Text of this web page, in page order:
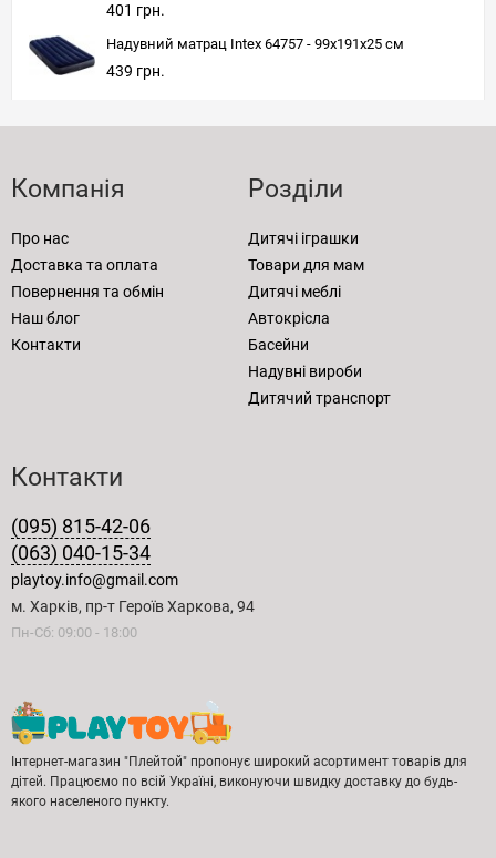
401 грн.
Надувний матрац Intex 64757 - 99х191х25 см
439 грн.
Компанія
Про нас
Доставка та оплата
Повернення та обмін
Наш блог
Контакти
Розділи
Дитячі іграшки
Товари для мам
Дитячі меблі
Автокрісла
Басейни
Надувні вироби
Дитячий транспорт
Контакти
(095) 815-42-06
(063) 040-15-34
playtoy.info@gmail.com
м. Харків, пр-т Героїв Харкова, 94
Пн-Сб: 09:00 - 18:00
Інтернет-магазин "Плейтой" пропонує широкий асортимент товарів для
дітей. Працюємо по всій Україні, виконуючи швидку доставку до будь-
якого населеного пункту.